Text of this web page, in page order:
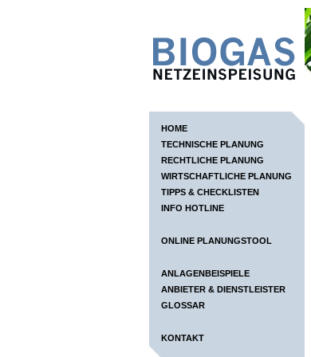
HOME
TECHNISCHE PLANUNG
RECHTLICHE PLANUNG
WIRTSCHAFTLICHE PLANUNG
TIPPS & CHECKLISTEN
INFO HOTLINE
ONLINE PLANUNGSTOOL
ANLAGENBEISPIELE
ANBIETER & DIENSTLEISTER
GLOSSAR
KONTAKT